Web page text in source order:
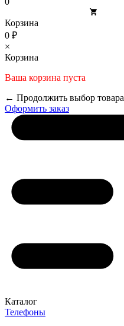
Корзина
0 ₽
×
Корзина
Ваша корзина пуста
← Продолжить выбор товара
Оформить заказ
Каталог
Телефоны